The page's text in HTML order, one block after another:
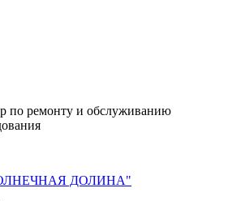
по ремонту и обслуживанию
ДОЛИНА"